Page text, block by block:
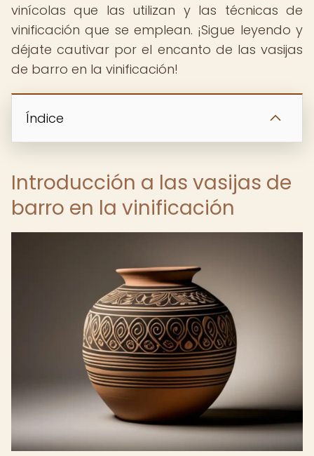
vinícolas que las utilizan y las técnicas de
vinificación que se emplean. ¡Sigue leyendo y
déjate cautivar por el encanto de las vasijas
de barro en la vinificación!
Índice
Introducción a las vasijas de
barro en la vinificación